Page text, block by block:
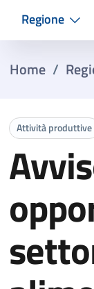
Regione
Home /
Attività produttive